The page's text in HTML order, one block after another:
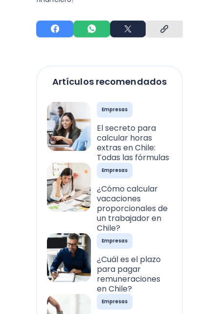
Artículos recomendados
Empresas
El secreto para
calcular horas
extras en Chile:
Todas las fórmulas
Empresas
¿Cómo calcular
vacaciones
proporcionales de
un trabajador en
Chile?
Empresas
¿Cuál es el plazo
para pagar
remuneraciones
en Chile?
Empresas